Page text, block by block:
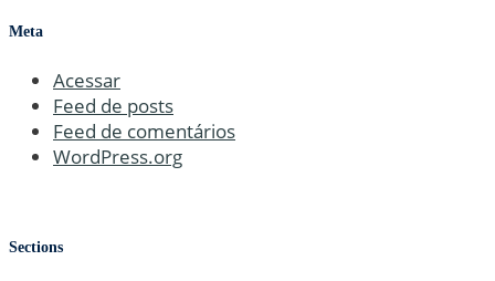
Meta
Acessar
Feed de posts
Feed de comentários
WordPress.org
Sections